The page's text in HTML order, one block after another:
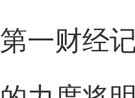
第一财经